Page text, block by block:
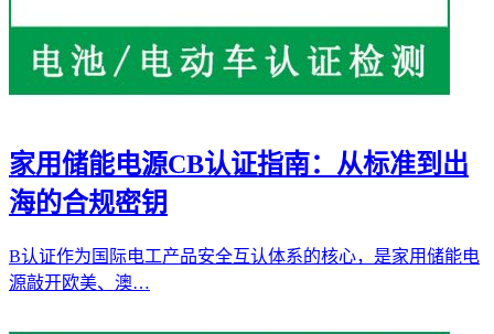
家用储能电源CB认证指南：从标准到出
海的合规密钥
B认证作为国际电工产品安全互认体系的核心，是家用储能电
源敲开欧美、澳…